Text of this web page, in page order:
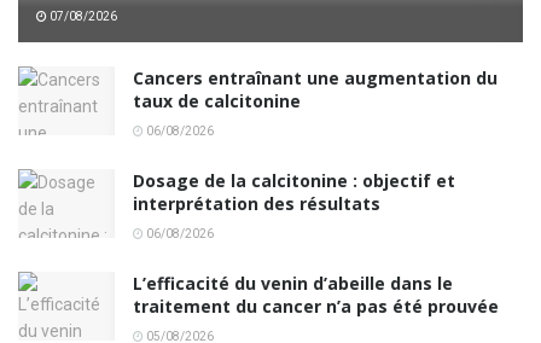
07/08/2026
Cancers entraînant une augmentation du
taux de calcitonine
06/08/2026
Dosage de la calcitonine : objectif et
interprétation des résultats
06/08/2026
L’efficacité du venin d’abeille dans le
traitement du cancer n’a pas été prouvée
05/08/2026